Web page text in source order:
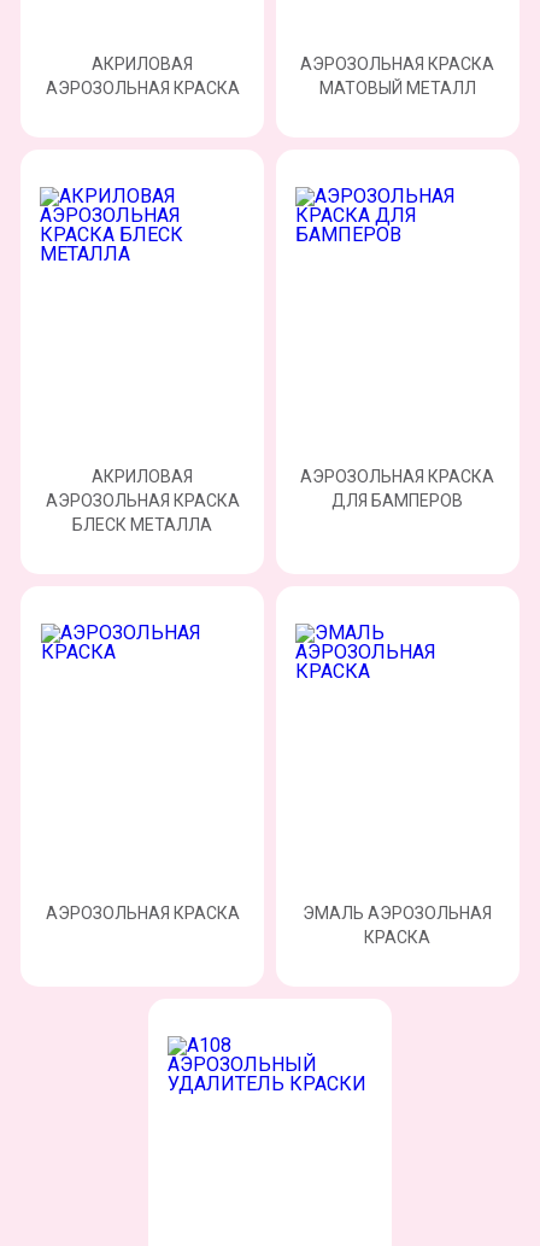
АКРИЛОВАЯ
АЭРОЗОЛЬНАЯ КРАСКА
АЭРОЗОЛЬНАЯ КРАСКА
МАТОВЫЙ МЕТАЛЛ
АКРИЛОВАЯ
АЭРОЗОЛЬНАЯ КРАСКА
БЛЕСК МЕТАЛЛА
АЭРОЗОЛЬНАЯ КРАСКА
ДЛЯ БАМПЕРОВ
АЭРОЗОЛЬНАЯ КРАСКА
ЭМАЛЬ АЭРОЗОЛЬНАЯ
КРАСКА